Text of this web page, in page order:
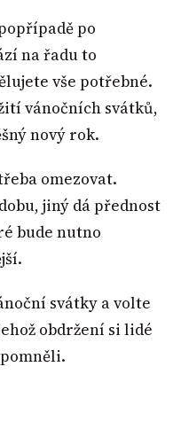
po
na řadu to
vše potřebné.
vánočních svátků,
nový rok.
omezovat.
jiný dá přednost
bude nutno
svátky a volte
obdržení si lidé